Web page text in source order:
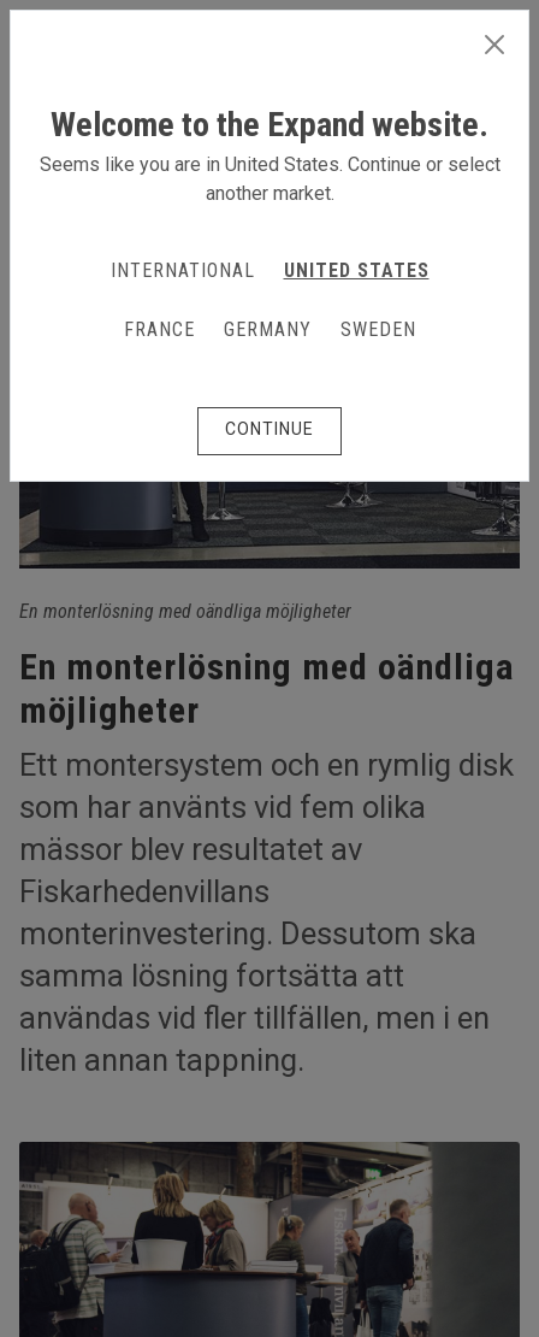
En monterlösning med oändliga möjligheter
En monterlösning med oändliga
möjligheter
Ett montersystem och en rymlig disk
som har använts vid fem olika
mässor blev resultatet av
Fiskarhedenvillans
monterinvestering. Dessutom ska
samma lösning fortsätta att
användas vid fler tillfällen, men i en
liten annan tappning.
Welcome to the Expand website.
Seems like you are in United States. Continue or select
another market.
INTERNATIONAL UNITED STATES
FRANCE GERMANY SWEDEN
CONTINUE